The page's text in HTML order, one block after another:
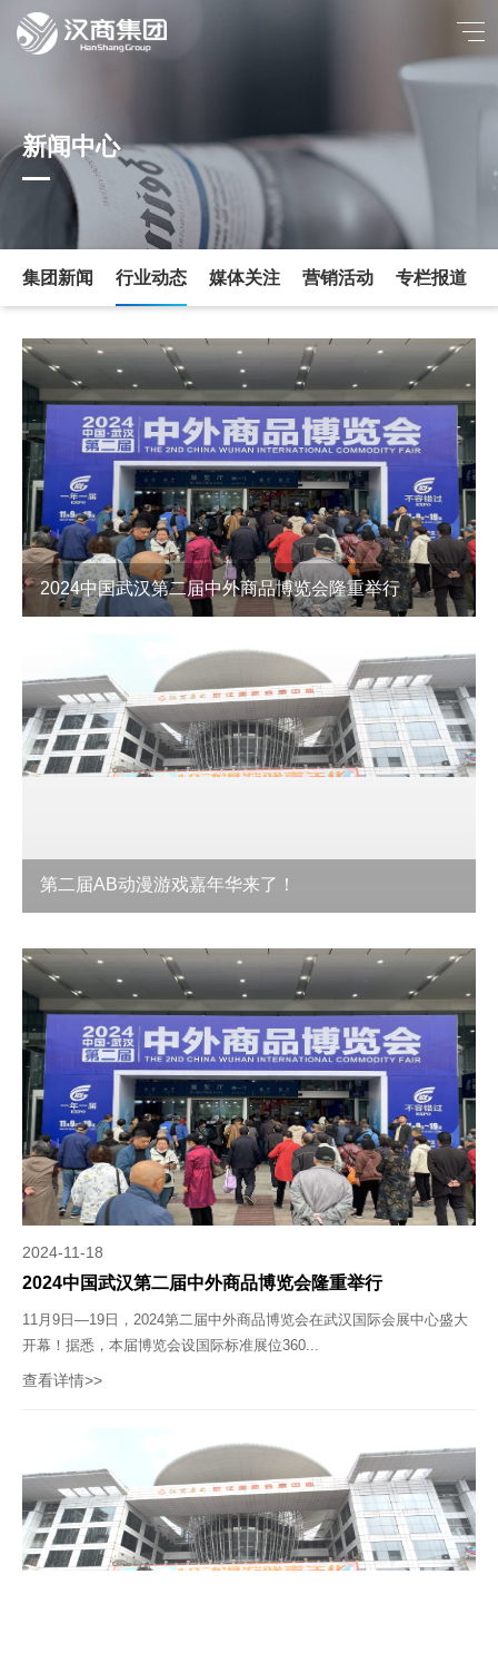
新闻中心
集团新闻 行业动态 媒体关注 营销活动 专栏报道
2024中国武汉第二届中外商品博览会隆重举行
第二届AB动漫游戏嘉年华来了！
2024-11-18
2024中国武汉第二届中外商品博览会隆重举行
11月9日—19日，2024第二届中外商品博览会在武汉国际会展中心盛大
开幕！据悉，本届博览会设国际标准展位360...
查看详情>>